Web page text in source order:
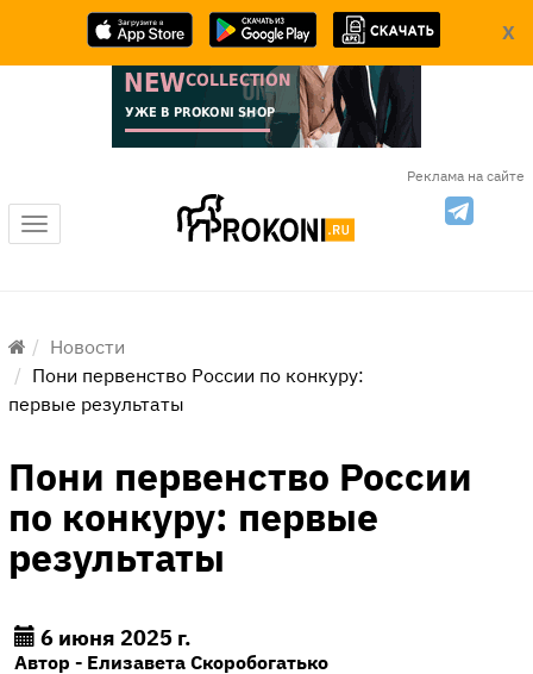
X
Реклама на сайте
Меню
Новости
Пони первенство России по конкуру:
первые результаты
Пони первенство России
по конкуру: первые
результаты
6 июня 2025 г.
Автор - Елизавета Скоробогатько